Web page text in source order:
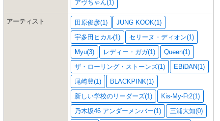
アヴちゃん(1)
アーティスト 田原俊彦(1)
JUNG KOOK(1)
宇多田ヒカル(1)
セリーヌ・ディオン(1)
Myu(3)
レディー・ガガ(1)
Queen(1)
ザ・ローリング・ストーンズ(1)
EBiDAN(1)
尾崎豊(1)
BLACKPINK(1)
新しい学校のリーダーズ(1)
Kis-My-Ft2(1)
乃木坂46 アンダーメンバー(1)
三浦大知(0)